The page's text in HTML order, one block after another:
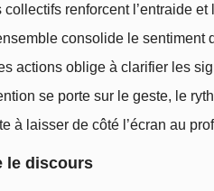
collectifs renforcent l’entraide et
consolide le sentiment
actions oblige à clarifier les
se porte sur le geste, le
à laisser de côté l’écran au
le discours